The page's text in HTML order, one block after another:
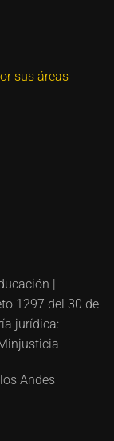
sus áreas
|
1297 del 30 de
jurídica:
Andes